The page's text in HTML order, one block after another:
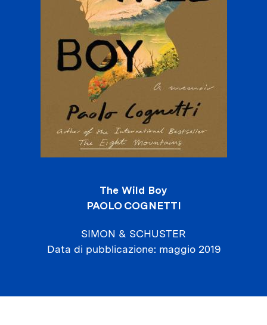
The Wild Boy
PAOLO COGNETTI
SIMON & SCHUSTER
Data di pubblicazione maggio 2019